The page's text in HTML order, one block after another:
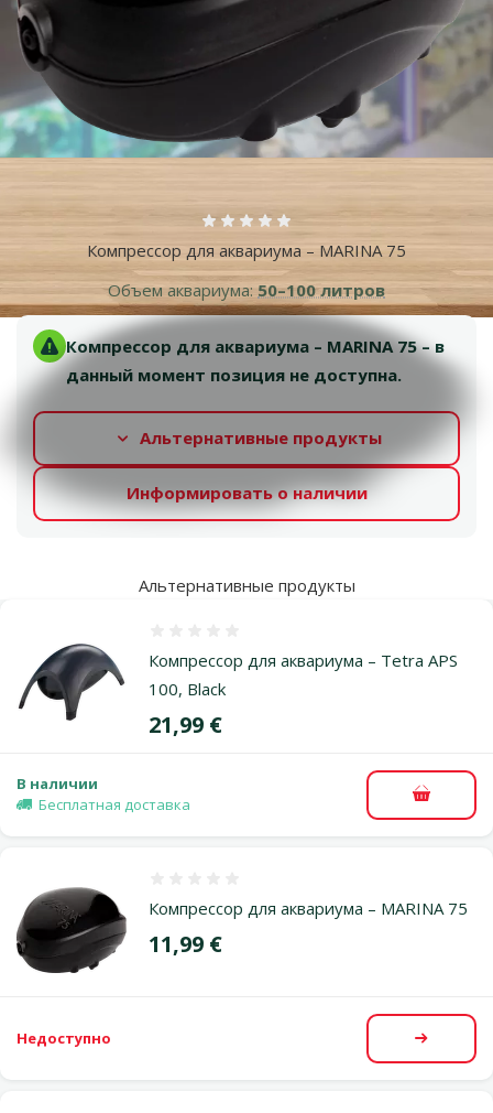
Компрессор для аквариума – MARINA 75
Оценка 0%
Объем аквариума: 50–100 литров
Компрессор для аквариума – MARINA 75 – в
данный момент позиция не доступна.
Альтернативные продукты
Информировать о наличии
Альтернативные продукты
Компрессор для аквариума – Tetra APS
100, Black
Цена
21,99 €
В наличии
Бесплатная доставка
В
Компрессор для аквариума – MARINA 75
Цена
11,99 €
Недоступно